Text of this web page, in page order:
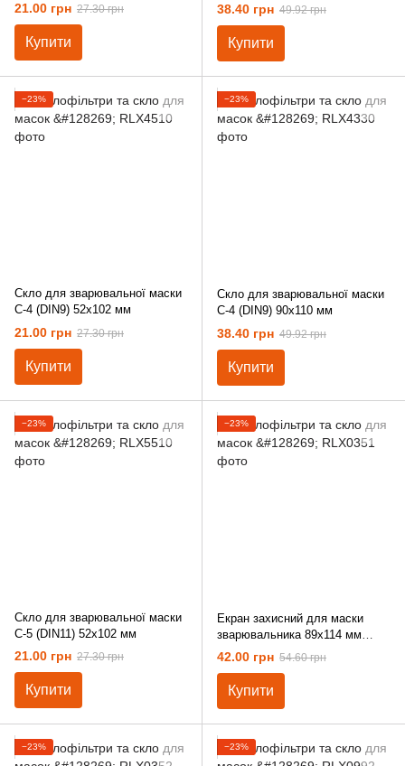
21.00 грн 27.30 грн
Купити
38.40 грн 49.92 грн
Купити
−23%
Скло для зварювальної маски
С-4 (DIN9) 52х102 мм
21.00 грн 27.30 грн
Купити
−23%
Скло для зварювальної маски
С-4 (DIN9) 90х110 мм
38.40 грн 49.92 грн
Купити
−23%
Скло для зварювальної маски
С-5 (DIN11) 52х102 мм
21.00 грн 27.30 грн
Купити
−23%
Екран захисний для маски
зварювальника 89х114 мм
полікарбонат
42.00 грн 54.60 грн
Купити
−23% −23%